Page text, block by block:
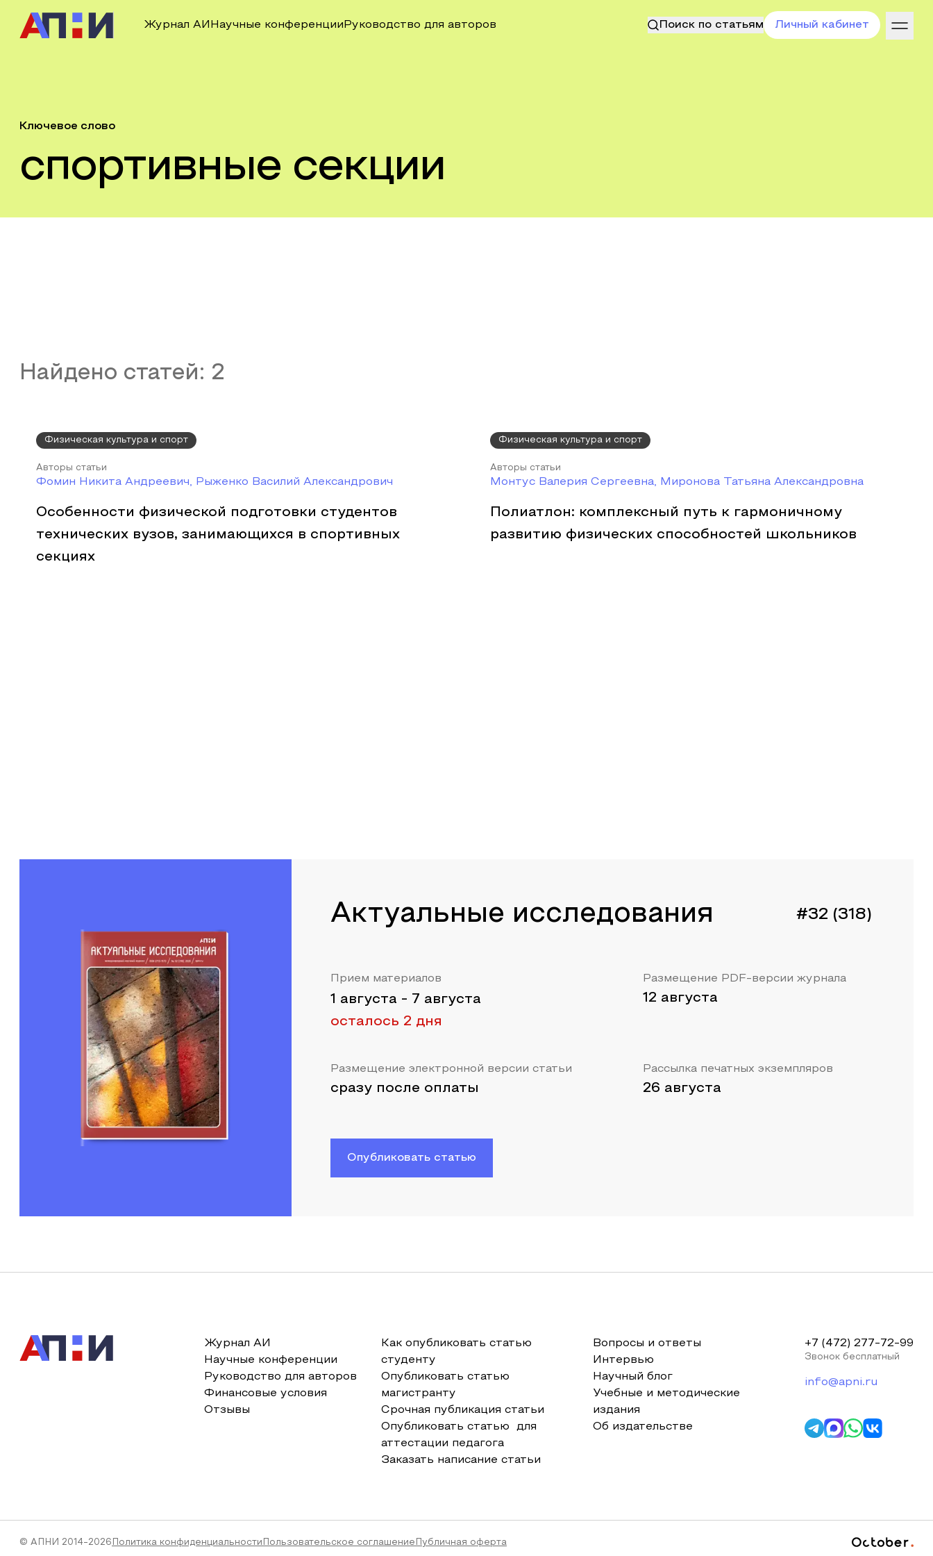
Журнал АИ Научные конференции Руководство для авторов Поиск по статьям Личный кабинет
Ключевое слово
спортивные секции
Найдено статей: 2
Физическая культура и спорт
Авторы статьи
Фомин Никита Андреевич, Рыженко Василий Александрович
Особенности физической подготовки студентов
технических вузов, занимающихся в спортивных
секциях
Физическая культура и спорт
Авторы статьи
Монтус Валерия Сергеевна, Миронова Татьяна Александровна
Полиатлон: комплексный путь к гармоничному
развитию физических способностей школьников
Актуальные исследования #32 (318)
Прием материалов
1 августа - 7 августа
осталось 2 дня
Размещение PDF-версии журнала
12 августа
Размещение электронной версии статьи
сразу после оплаты
Рассылка печатных экземпляров
26 августа
Опубликовать статью
Журнал АИ
Научные конференции
Руководство для авторов
Финансовые условия
Отзывы
Как опубликовать статью
студенту
Опубликовать статью
магистранту
Срочная публикация статьи
Опубликовать статью для
аттестации педагога
Заказать написание статьи
Вопросы и ответы
Интервью
Научный блог
Учебные и методические
издания
Об издательстве
+7 (472) 277-72-99
Звонок бесплатный
info@apni.ru
© АПНИ 2014-2026 Политика конфиденциальности Пользовательское соглашение Публичная оферта